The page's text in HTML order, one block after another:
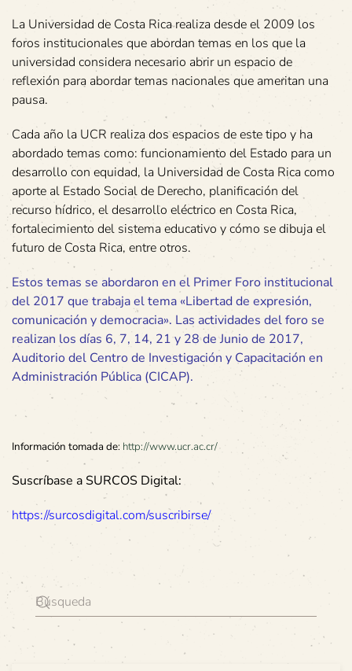
La Universidad de Costa Rica realiza desde el 2009 los
foros institucionales que abordan temas en los que la
universidad considera necesario abrir un espacio de
reflexión para abordar temas nacionales que ameritan una
pausa.
Cada año la UCR realiza dos espacios de este tipo y ha
abordado temas como: funcionamiento del Estado para un
desarrollo con equidad, la Universidad de Costa Rica como
aporte al Estado Social de Derecho, planificación del
recurso hídrico, el desarrollo eléctrico en Costa Rica,
fortalecimiento del sistema educativo y cómo se dibuja el
futuro de Costa Rica, entre otros.
Estos temas se abordaron en el Primer Foro institucional
del 2017 que trabaja el tema «Libertad de expresión,
comunicación y democracia». Las actividades del foro se
realizan los días 6, 7, 14, 21 y 28 de Junio de 2017,
Auditorio del Centro de Investigación y Capacitación en
Administración Pública (CICAP).
Información tomada de: http://www.ucr.ac.cr/
Suscríbase a SURCOS Digital:
https://surcosdigital.com/suscribirse/